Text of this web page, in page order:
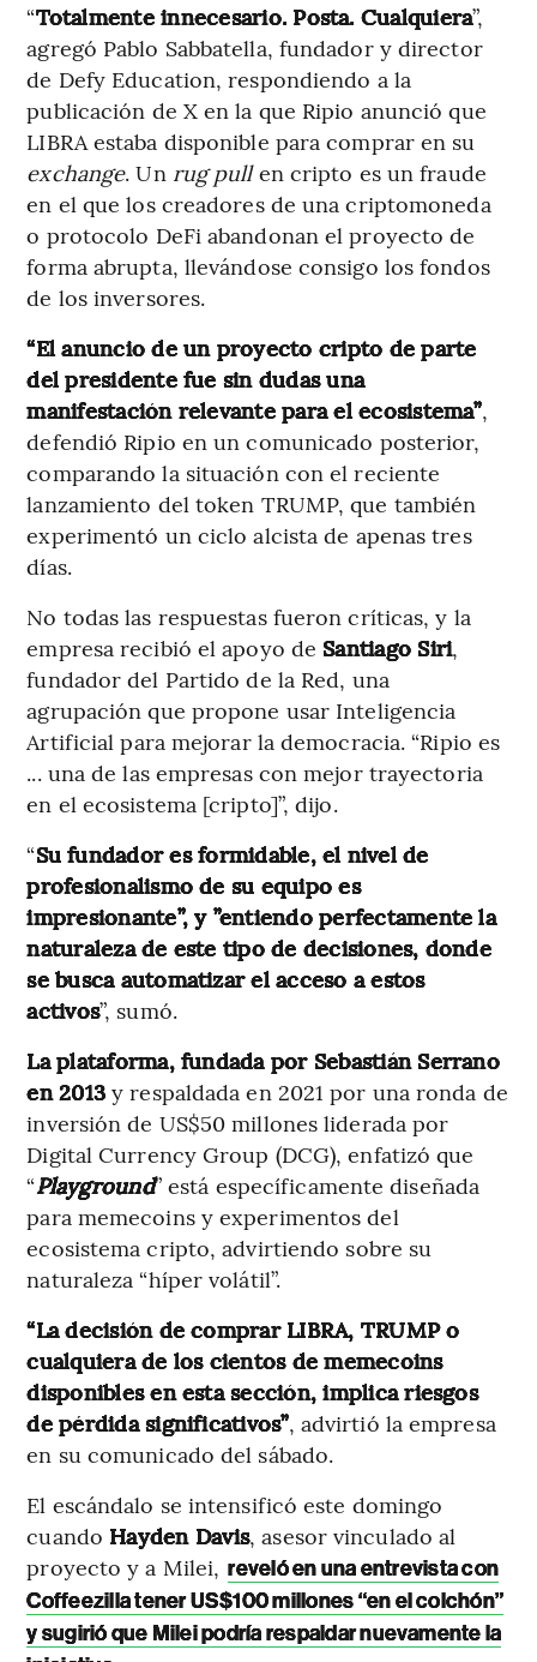
“Totalmente innecesario. Posta. Cualquiera”,
agregó Pablo Sabbatella, fundador y director
de Defy Education, respondiendo a la
publicación de X en la que Ripio anunció que
LIBRA estaba disponible para comprar en su
exchange. Un rug pullen cripto es un fraude
en el que los creadores de una criptomoneda
o protocolo DeFi abandonan el proyecto de
forma abrupta, llevándose consigo los fondos
de los inversores.
“El anuncio de un proyecto cripto de parte
del presidente fue sin dudas una
manifestación relevante para el ecosistema”,
defendió Ripio en un comunicado posterior,
comparando la situación con el reciente
lanzamiento del token TRUMP, que también
experimentó un ciclo alcista de apenas tres
días.
No todas las respuestas fueron críticas, y la
empresa recibió el apoyo de Santiago Siri,
fundador del Partido de la Red, una
agrupación que propone usar Inteligencia
Artificial para mejorar la democracia. “Ripio es
... una de las empresas con mejor trayectoria
en el ecosistema [cripto]”, dijo.
“Su fundador es formidable, el nivel de
profesionalismo de su equipo es
impresionante”, y ”entiendo perfectamente la
naturaleza de este tipo de decisiones, donde
se busca automatizar el acceso a estos
activos”, sumó.
La plataforma, fundada por Sebastián Serrano
en 2013 y respaldada en 2021 por una ronda de
inversión de US$50 millones liderada por
Digital Currency Group (DCG), enfatizó que
“Playground” está específicamente diseñada
para memecoins y experimentos del
ecosistema cripto, advirtiendo sobre su
naturaleza “híper volátil”.
“La decisión de comprar LIBRA, TRUMP o
cualquiera de los cientos de memecoins
disponibles en esta sección, implica riesgos
de pérdida significativos”, advirtió la empresa
en su comunicado del sábado.
El escándalo se intensificó este domingo
cuando Hayden Davis, asesor vinculado al
proyecto y a Milei, reveló en una entrevista con
Coffeezilla tener US$100 millones “en el colchón”
y sugirió que Milei podría respaldar nuevamente la